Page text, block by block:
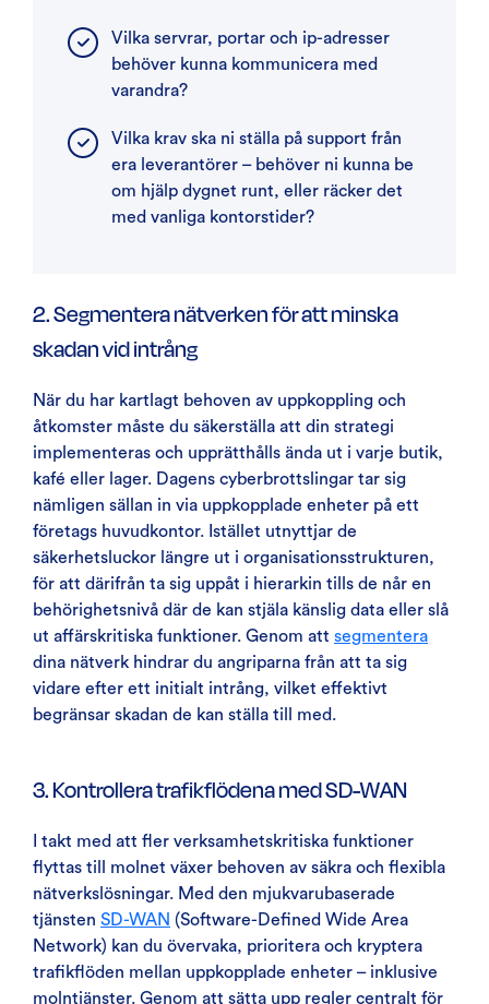
Vilka servrar, portar och ip-adresser
behöver kunna kommunicera med
varandra?
Vilka krav ska ni ställa på support från
era leverantörer – behöver ni kunna be
om hjälp dygnet runt, eller räcker det
med vanliga kontorstider?
2. Segmentera nätverken för att minska
skadan vid intrång
När du har kartlagt behoven av uppkoppling och
åtkomster måste du säkerställa att din strategi
implementeras och upprätthålls ända ut i varje butik,
kafé eller lager. Dagens cyberbrottslingar tar sig
nämligen sällan in via uppkopplade enheter på ett
företags huvudkontor. Istället utnyttjar de
säkerhetsluckor längre ut i organisationsstrukturen,
för att därifrån ta sig uppåt i hierarkin tills de når en
behörighetsnivå där de kan stjäla känslig data eller slå
ut affärskritiska funktioner. Genom att segmentera
dina nätverk hindrar du angriparna från att ta sig
vidare efter ett initialt intrång, vilket effektivt
begränsar skadan de kan ställa till med.
3. Kontrollera trafikflödena med SD-WAN
I takt med att fler verksamhetskritiska funktioner
flyttas till molnet växer behoven av säkra och flexibla
nätverkslösningar. Med den mjukvarubaserade
tjänsten SD-WAN (Software-Defined Wide Area
Network) kan du övervaka, prioritera och kryptera
trafikflöden mellan uppkopplade enheter – inklusive
molntjänster. Genom att sätta upp regler centralt för